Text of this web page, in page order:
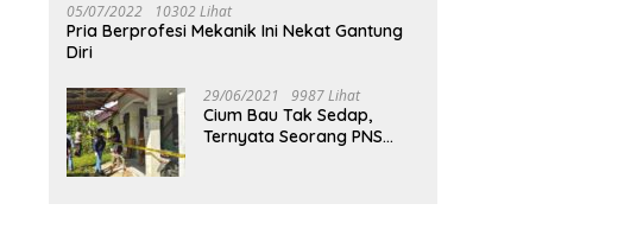
05/07/2022 10302 Lihat
Pria Berprofesi Mekanik Ini Nekat Gantung
Diri
29/06/2021 9987 Lihat
Cium Bau Tak Sedap,
Ternyata Seorang PNS